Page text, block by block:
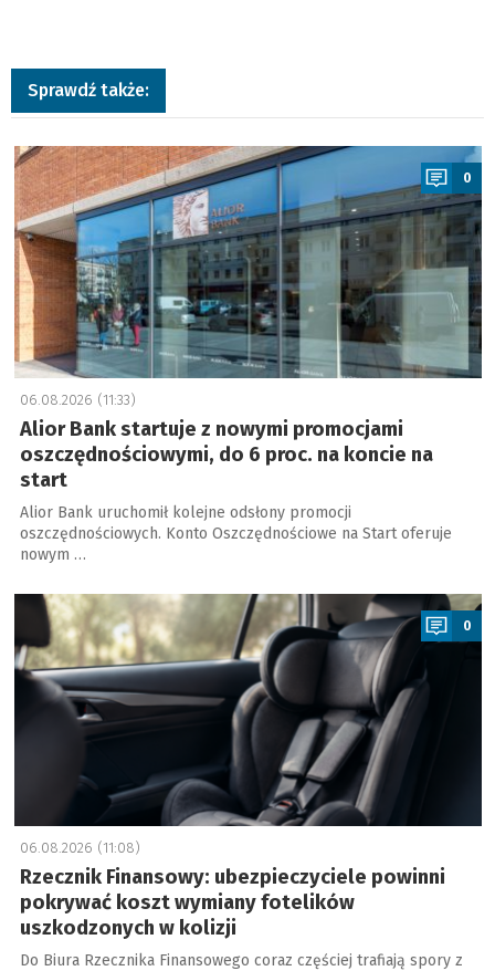
Sprawdź także:
a
0
06.08.2026 (11:33)
Alior Bank startuje z nowymi promocjami
oszczędnościowymi, do 6 proc. na koncie na
start
Alior Bank uruchomił kolejne odsłony promocji
oszczędnościowych. Konto Oszczędnościowe na Start oferuje
nowym …
a
0
06.08.2026 (11:08)
Rzecznik Finansowy: ubezpieczyciele powinni
pokrywać koszt wymiany fotelików
uszkodzonych w kolizji
Do Biura Rzecznika Finansowego coraz częściej trafiają spory z